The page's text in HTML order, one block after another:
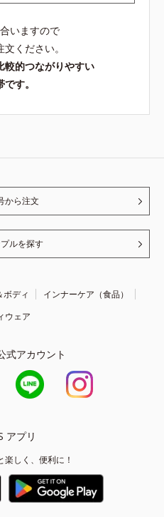
いますので
ください。
較的つながりやすい
す。
から注文
ルを探す
ボディ
インナーケア（食品）
ウェア
式アカウント
アプリ
楽しく、便利に！